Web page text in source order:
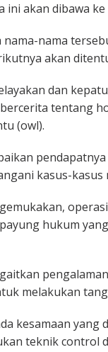
ini akan dibawa
nama-nama
akan
dan
tentang
(owl).
kasus-
hukum
melakukan
kesamaan yang
teknik control